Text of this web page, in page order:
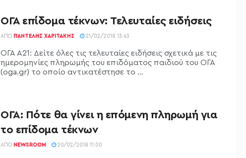
ΟΓΑ επίδομα τέκνων: Τελευταίες ειδήσεις
ΑΠΌ ΠΑΝΤΕΛΉΣ ΧΑΡΙΤΆΚΗΣ 21/02/2018 13:43
ΟΓΑ Α21: Δείτε όλες τις τελευταίες ειδήσεις σχετικά με τις
ημερομηνίες πληρωμής του επιδόματος παιδιού του ΟΓΑ
(oga.gr) το οποίο αντικατέστησε το ...
ΟΓΑ: Πότε θα γίνει η επόμενη πληρωμή για
το επίδομα τέκνων
ΑΠΌ NEWSROOM 20/02/2018 11:00